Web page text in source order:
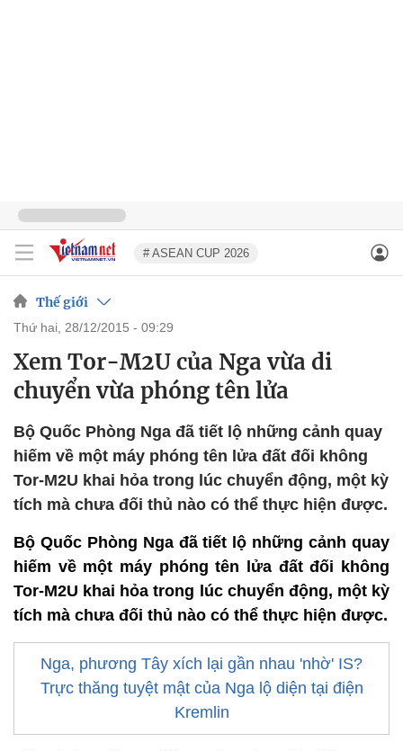
# ASEAN CUP 2026
Thế giới
thứ hai, 28/12/2015 - 09:29
Xem Tor-M2U của Nga vừa di
chuyển vừa phóng tên lửa
Bộ Quốc Phòng Nga đã tiết lộ những cảnh quay
hiếm về một máy phóng tên lửa đất đối không
Tor-M2U khai hỏa trong lúc chuyển động, một kỳ
tích mà chưa đối thủ nào có thể thực hiện được.
Bộ Quốc Phòng Nga đã tiết lộ những cảnh quay
hiếm về một máy phóng tên lửa đất đối không
Tor-M2U khai hỏa trong lúc chuyển động, một kỳ
tích mà chưa đối thủ nào có thể thực hiện được.
Nga, phương Tây xích lại gần nhau 'nhờ' IS?
Trực thăng tuyệt mật của Nga lộ diện tại điện
Kremlin